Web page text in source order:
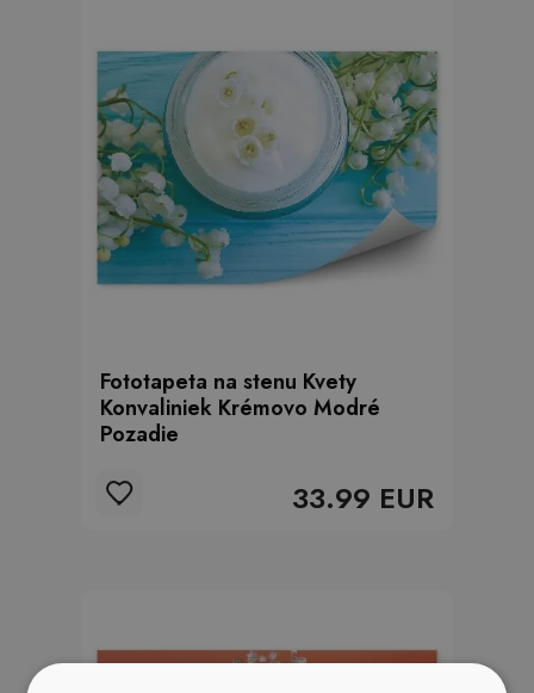
Fototapeta na stenu Kvety
Konvaliniek Krémovo Modré
Pozadie
33.99 EUR